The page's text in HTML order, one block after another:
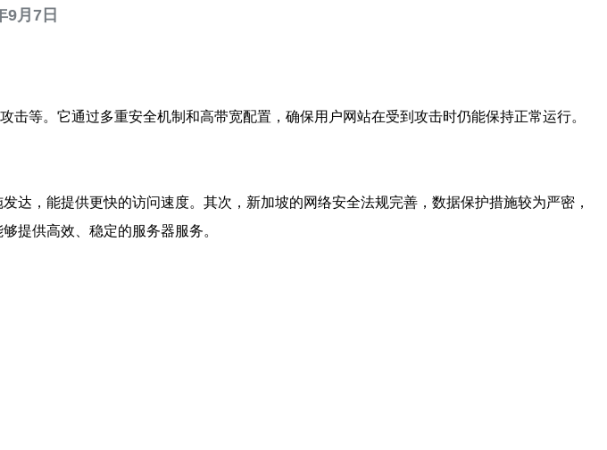
9月7日
等。它通过多重安全机制和高带宽配置，确保用户网站在受到攻击时仍能保持正常运行。
，能提供更快的访问速度。其次，新加坡的网络安全法规完善，数据保护措施较为严密，
提供高效、稳定的服务器服务。